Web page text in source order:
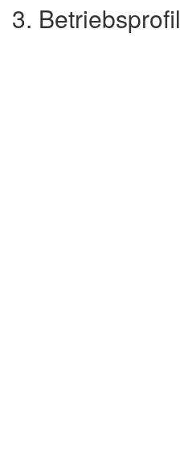
3. Betriebsprofil